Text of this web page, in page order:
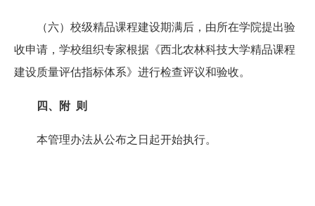
（六）校级精品课程建设期满后，由所在学院提出验
收申请，学校组织专家根据《西北农林科技大学精品课程
建设质量评估指标体系》进行检查评议和验收。
四、附 则
本管理办法从公布之日起开始执行。